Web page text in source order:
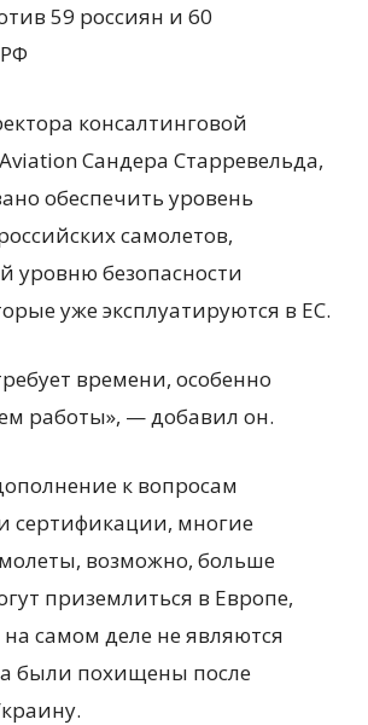
59 россиян и 60
консалтинговой
Сандера Старревельда,
обеспечить уровень
самолетов,
уровню безопасности
уже эксплуатируются в ЕС.
времени, особенно
работы», — добавил он.
к вопросам
сертификации, многие
возможно, больше
приземлиться в Европе,
самом деле не являются
были похищены после